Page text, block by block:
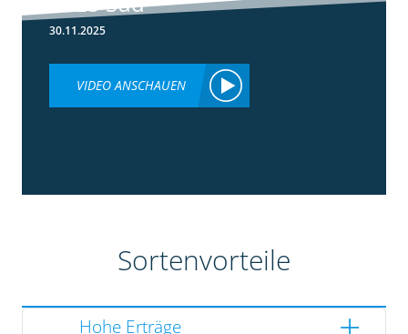
30.11.2025
VIDEO ANSCHAUEN
Sortenvorteile
Hohe Erträge